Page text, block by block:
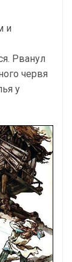
и
Рванул
червя
у